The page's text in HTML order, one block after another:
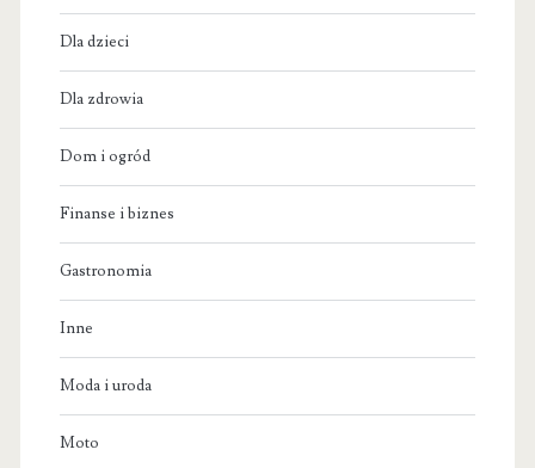
Dla dzieci
Dla zdrowia
Dom i ogród
Finanse i biznes
Gastronomia
Inne
Moda i uroda
Moto